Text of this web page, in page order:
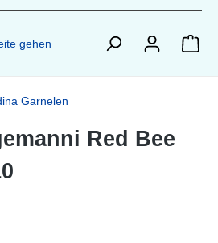
Garnelen
Red Bee